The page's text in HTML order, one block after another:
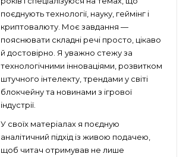
поєднують технології, науку, геймінг і
криптовалюту. Моє завдання —
пояснювати складні речі просто, цікаво
й достовірно. Я уважно стежу за
технологічними інноваціями, розвитком
штучного інтелекту, трендами у світі
блокчейну та новинами з ігрової
індустрії.
У своїх матеріалах я поєдную
аналітичний підхід із живою подачею,
щоб читач отримував не лише